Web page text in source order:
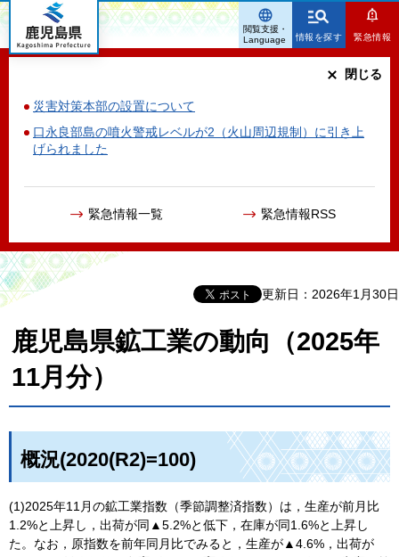
鹿児島県
情報を探す 緊急情報
災害対策本部の設置について
口永良部島の噴火警戒レベルが2（火山周辺規制）に引き上
げられました
緊急情報一覧 緊急情報RSS
閉じる
閲覧支援・
Language
更新日：2026年1月30日
鹿児島県鉱工業の動向（2025年
11月分）
概況(2020(R2)=100)
(1)2025年11月の鉱工業指数（季節調整済指数）は，生産が前月比
1.2%と上昇し，出荷が同▲5.2%と低下，在庫が同1.6%と上昇し
た。なお，原指数を前年同月比でみると，生産が▲4.6%，出荷が